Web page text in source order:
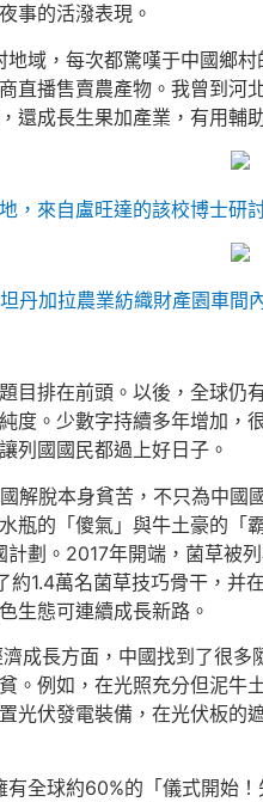
事的活潑表現。
地域，每次都驚嘆于中國
直播售賣農產物。我曾到
還成長生果加產業，有用輔
，來自盧旺達的該校博士研
丹加拉農業紡織財產園車
目排在前頭。以後，全球
度。少數字持續多年增加
列國國民都過上好日子。
解脫本身貧苦，不只為中
瓶的「傻氣」與牛土豪的
劃。2017年開端，菌草
1.4萬名菌草技巧骨干，
生態可連續成長新路。
成長方面，中國找到了很
。例如，在光照充分但泥
光伏發電裝備，在光伏板
有全球約60%的「儀式開始